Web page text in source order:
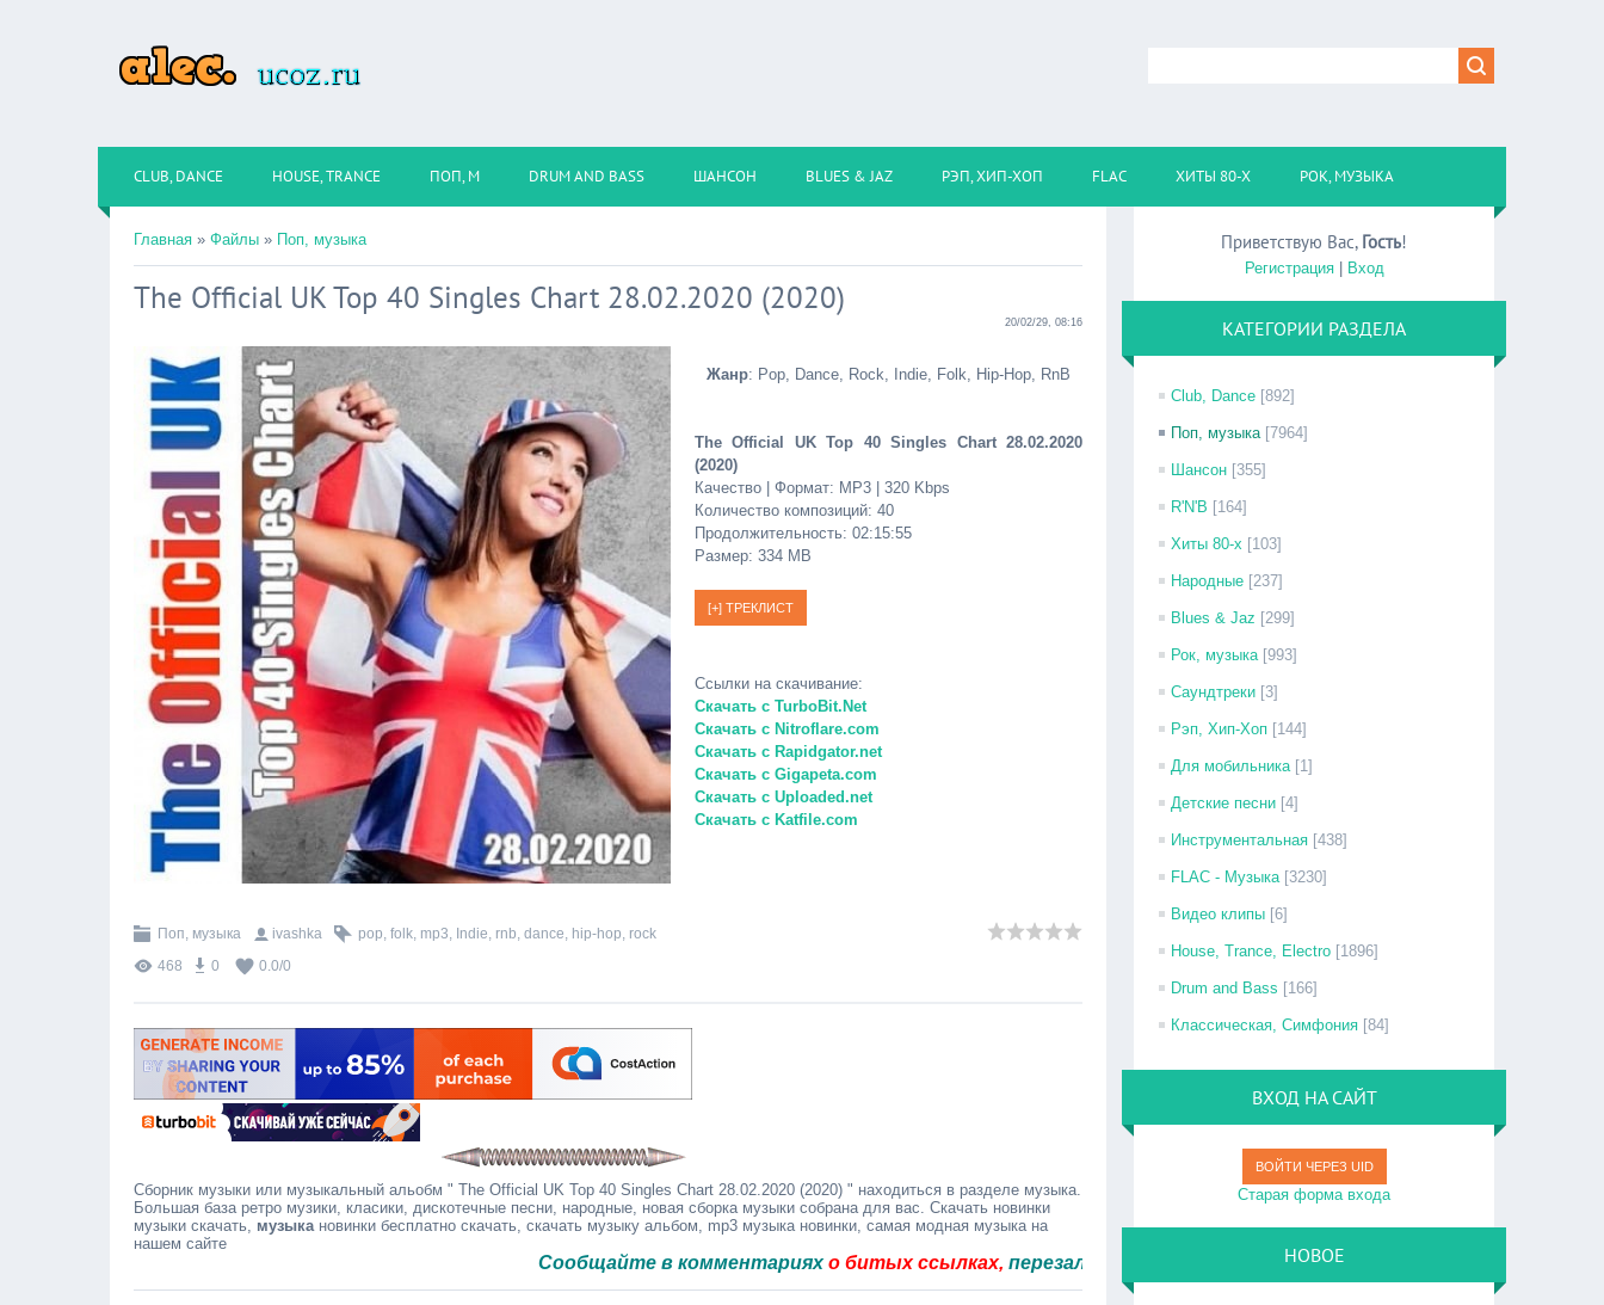
CLUB, DANCE HOUSE, TRANCE ПОП, М DRUM AND BASS ШАНСОН BLUES & JAZ РЭП, ХИП-ХОП FLAC ХИТЫ 80-Х РОК, МУЗЫКА
Главная » Файлы » Поп, музыка
The Official UK Top 40 Singles Chart 28.02.2020 (2020)
20/02/29, 08:16
Жанр: Pop, Dance, Rock, Indie, Folk, Hip-Hop, RnB
The Official UK Top 40 Singles Chart 28.02.2020
(2020)
Качество | Формат: MP3 | 320 Kbps
Количество композиций: 40
Продолжительность: 02:15:55
Размер: 334 MB
Ссылки на скачивание:
Скачать с TurboBit.Net
Скачать с Nitroflare.com
Скачать с Rapidgator.net
Скачать с Gigapeta.com
Скачать с Uploaded.net
Скачать с Katfile.com
Поп, музыка ivashka pop, folk, mp3, Indie, rnb, dance, hip-hop, rock
468
0 0.0/0
Сборник музыки или музыкальный альобм " The Official UK Top 40 Singles Chart 28.02.2020 (2020) " находиться в разделе музыка.
Большая база ретро музики, класики, дискотечные песни, народные, новая сборка музыки собрана для вас. Скачать новинки
музыки скачать, музыкановинки бесплатно скачать, скачать музыку альбом, mp3 музыка новинки, самая модная музыка на
нашем сайте
Сообщайте в комментарияхо битых ссылках,перезальём быстро.
Приветствую Вас, Гость!
Регистрация| Вход
КАТЕГОРИИ РАЗДЕЛА
Club, Dance [892]
Поп, музыка [7964]
Шансон [355]
R'N'B [164]
Хиты 80-х [103]
Народные [237]
Blues & Jaz [299]
Рок, музыка [993]
Саундтреки [3]
Рэп, Хип-Хоп [144]
Для мобильника [1]
Детские песни [4]
Инструментальная [438]
FLAC - Музыка [3230]
Видео клипы [6]
House, Trance, Electro [1896]
Drum and Bass [166]
Классическая, Симфония [84]
ВХОД НА САЙТ
ВОЙТИ ЧЕРЕЗ UID
Старая форма входа
НОВОЕ